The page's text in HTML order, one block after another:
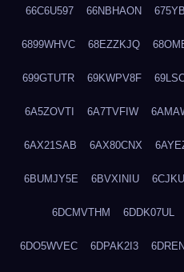
66C6U597 66NBHAON
6899WHVC 68EZZKJQ
699GTUTR 69KWPV8F
6A5ZOVTI 6A7TVFIW
6AX21SAB 6AX80CNX
6BUMJY5E 6BVXINIU
6DCMVTHM 6DDK07UL
6DO5WVEC 6DPAK2I3